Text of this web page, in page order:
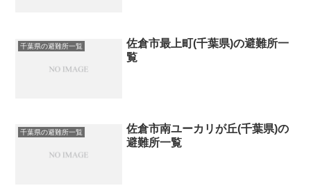
千葉県の避難所一覧
佐倉市最上町(千葉県)の避難所一
覧
千葉県の避難所一覧
佐倉市南ユーカリが丘(千葉県)の
避難所一覧